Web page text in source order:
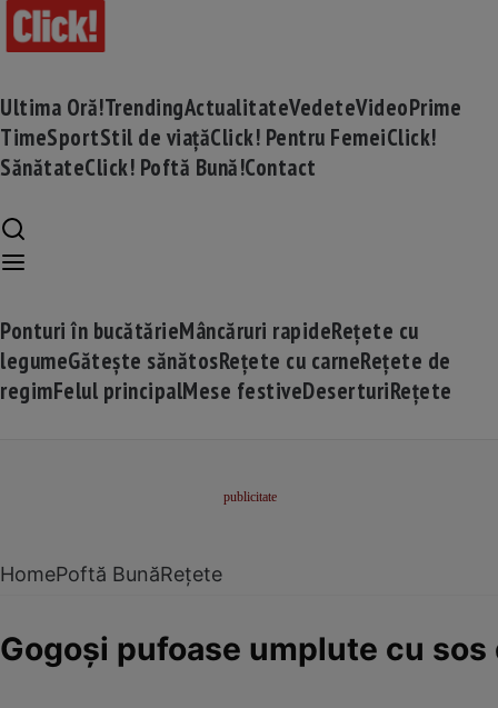
Ultima Oră!TrendingActualitateVedeteVideoPrime
TimeSportStil de viațăClick! Pentru FemeiClick!
SănătateClick! Poftă Bună!Contact
Ponturi în bucătărieMâncăruri rapideRețete cu
legumeGătește sănătosRețete cu carneRețete de
regimFelul principalMese festiveDeserturiRețete
HomePoftă BunăRețete
Gogoşi pufoase umplute cu